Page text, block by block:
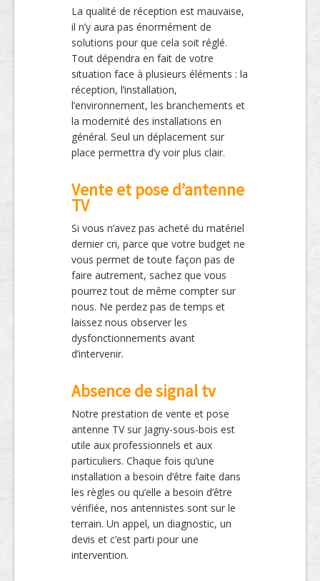
La qualité de réception est mauvaise,
il n’y aura pas énormément de
solutions pour que cela soit réglé.
Tout dépendra en fait de votre
situation face à plusieurs éléments : la
réception, l’installation,
l’environnement, les branchements et
la modernité des installations en
général. Seul un déplacement sur
place permettra d’y voir plus clair.
Vente et pose d’antenne
TV
Si vous n’avez pas acheté du matériel
dernier cri, parce que votre budget ne
vous permet de toute façon pas de
faire autrement, sachez que vous
pourrez tout de même compter sur
nous. Ne perdez pas de temps et
laissez nous observer les
dysfonctionnements avant
d’intervenir.
Absence de signal tv
Notre prestation de vente et pose
antenne TV sur Jagny-sous-bois est
utile aux professionnels et aux
particuliers. Chaque fois qu’une
installation a besoin d’être faite dans
les règles ou qu’elle a besoin d’être
vérifiée, nos antennistes sont sur le
terrain. Un appel, un diagnostic, un
devis et c’est parti pour une
intervention.